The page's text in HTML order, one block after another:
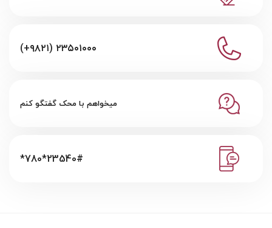
(+۹۸۲۱) ۲۳۵۰۱۰۰۰
میخواهم با محک گفتگو کنم
*780*23540#